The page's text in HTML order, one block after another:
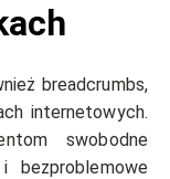
breadcrumbs,
internetowych.
swobodne
bezproblemowe